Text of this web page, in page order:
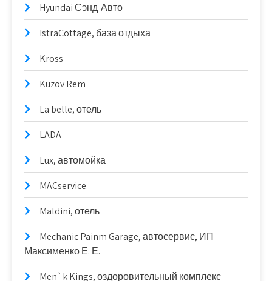
Hyundai Сэнд-Авто
IstraCottage, база отдыха
Kross
Kuzov Rem
La belle, отель
LADA
Lux, автомойка
MACservice
Maldini, отель
Mechanic Painm Garage, автосервис, ИП
Максименко Е. Е.
Men`k Kings, оздоровительный комплекс